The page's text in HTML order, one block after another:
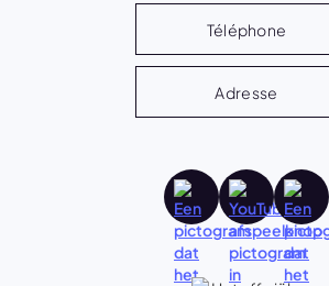
Téléphone
Adresse